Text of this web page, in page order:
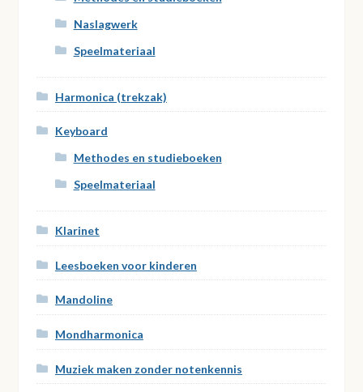
Naslagwerk
Speelmateriaal
Harmonica (trekzak)
Keyboard
Methodes en studieboeken
Speelmateriaal
Klarinet
Leesboeken voor kinderen
Mandoline
Mondharmonica
Muziek maken zonder notenkennis